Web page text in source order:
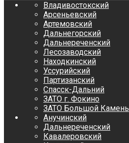
Владивостокский
Арсеньевский
Артемовский
Дальнегорский
Дальнереченский
Лесозаводский
Находкинский
Уссурийский
Партизанский
Спасск-Дальний
ЗАТО г. Фокино
ЗАТО Большой Камень
Анучинский
Дальнереченский
Кавалеровский